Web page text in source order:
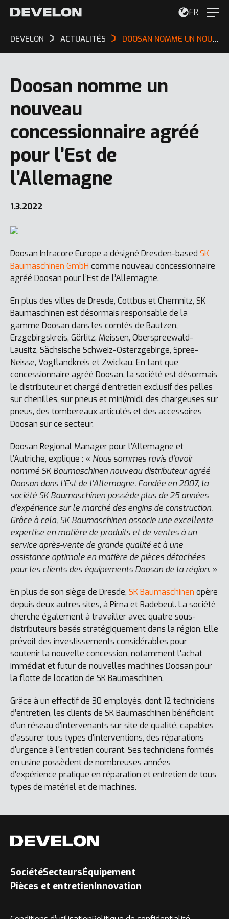
FR
DEVELON ACTUALITÉS DOOSAN NOMME UN NOUVEAU CONCESSIONNAIRE AGRÉÉ POUR L’EST DE L’ALLEMAGNE
Doosan nomme un
nouveau
concessionnaire agréé
pour l’Est de
l’Allemagne
1.3.2022
Doosan Infracore Europe a désigné Dresden-based SK
Baumaschinen GmbH comme nouveau concessionnaire
agréé Doosan pour l’Est de l’Allemagne.
En plus des villes de Dresde, Cottbus et Chemnitz, SK
Baumaschinen est désormais responsable de la
gamme Doosan dans les comtés de Bautzen,
Erzgebirgskreis, Görlitz, Meissen, Oberspreewald-
Lausitz, Sächsische Schweiz-Osterzgebirge, Spree-
Neisse, Vogtlandkreis et Zwickau. En tant que
concessionnaire agréé Doosan, la société est désormais
le distributeur et chargé d’entretien exclusif des pelles
sur chenilles, sur pneus et mini/midi, des chargeuses sur
pneus, des tombereaux articulés et des accessoires
Doosan sur ce secteur.
Doosan Regional Manager pour l’Allemagne et
l’Autriche, explique : « Nous sommes ravis d’avoir
nommé SK Baumaschinen nouveau distributeur agréé
Doosan dans l’Est de l'Allemagne. Fondée en 2007, la
société SK Baumaschinen possède plus de 25 années
d’expérience sur le marché des engins de construction.
Grâce à cela, SK Baumaschinen associe une excellente
expertise en matière de produits et de ventes à un
service après-vente de grande qualité et à une
assistance optimale en matière de pièces détachées
pour les clients des équipements Doosan de la région. »
En plus de son siège de Dresde, SK Baumaschinen opère
depuis deux autres sites, à Pirna et Radebeul. La société
cherche également à travailler avec quatre sous-
distributeurs basés stratégiquement dans la région. Elle
prévoit des investissements considérables pour
soutenir la nouvelle concession, notamment l'achat
immédiat et futur de nouvelles machines Doosan pour
la flotte de location de SK Baumaschinen.
Grâce à un effectif de 30 employés, dont 12 techniciens
d’entretien, les clients de SK Baumaschinen bénéficient
d'un réseau d’intervenants sur site de qualité, capables
d’assurer tous types d’interventions, des réparations
d'urgence à l'entretien courant. Ses techniciens formés
en usine possèdent de nombreuses années
d’expérience pratique en réparation et entretien de tous
types de matériel et de machines.
SociétéSecteursÉquipement
Pièces et entretienInnovation